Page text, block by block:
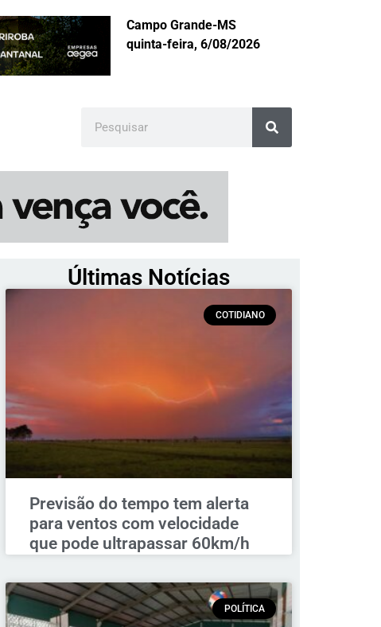
Campo Grande-MS
quinta-feira, 6/08/2026
Últimas Notícias
COTIDIANO
Previsão do tempo tem alerta
para ventos com velocidade
que pode ultrapassar 60km/h
POLÍTICA